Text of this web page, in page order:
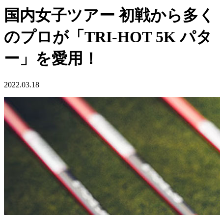
国内女子ツアー 初戦から多く
のプロが「TRI-HOT 5K パタ
ー」を愛用！
2022.03.18